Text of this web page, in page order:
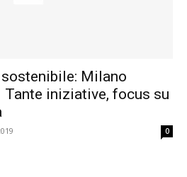
Milano
Tante iniziative, focus su
0